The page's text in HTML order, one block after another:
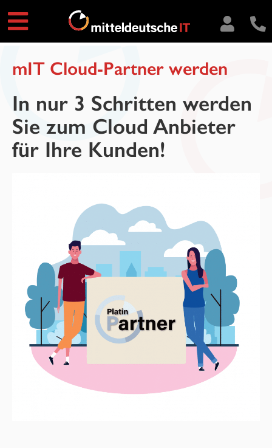
mIT Cloud-Partner werden
In nur 3 Schritten werden
Sie zum Cloud Anbieter
für Ihre Kunden!